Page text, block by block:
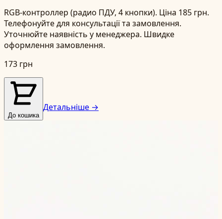
RGB-контроллер (радио ПДУ, 4 кнопки). Ціна 185 грн.
Телефонуйте для консультації та замовлення.
Уточнюйте наявність у менеджера. Швидке
оформлення замовлення.
173 грн
До кошика
Детальніше →